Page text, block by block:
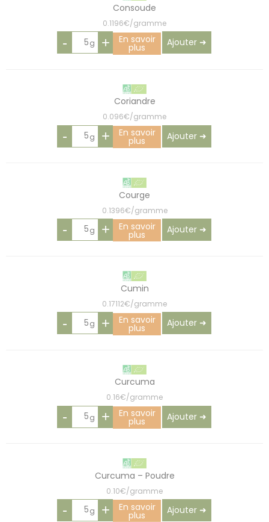
Consoude
0.1196€/gramme
- + En savoir
plus Ajouter ➜
Coriandre
0.096€/gramme
- + En savoir
plus Ajouter ➜
Courge
0.1396€/gramme
- + En savoir
plus Ajouter ➜
Cumin
0.17112€/gramme
- + En savoir
plus Ajouter ➜
Curcuma
0.16€/gramme
- + En savoir
plus Ajouter ➜
Curcuma – Poudre
0.10€/gramme
- + En savoir
plus Ajouter ➜